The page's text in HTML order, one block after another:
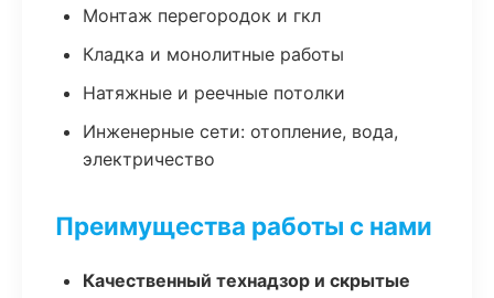
Монтаж перегородок и гкл
Кладка и монолитные работы
Натяжные и реечные потолки
Инженерные сети: отопление, вода,
электричество
Преимущества работы с нами
Качественный технадзор и скрытые